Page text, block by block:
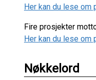
Her kan du lese om
Fire prosjekter
Her kan du lese om
Nøkkelord